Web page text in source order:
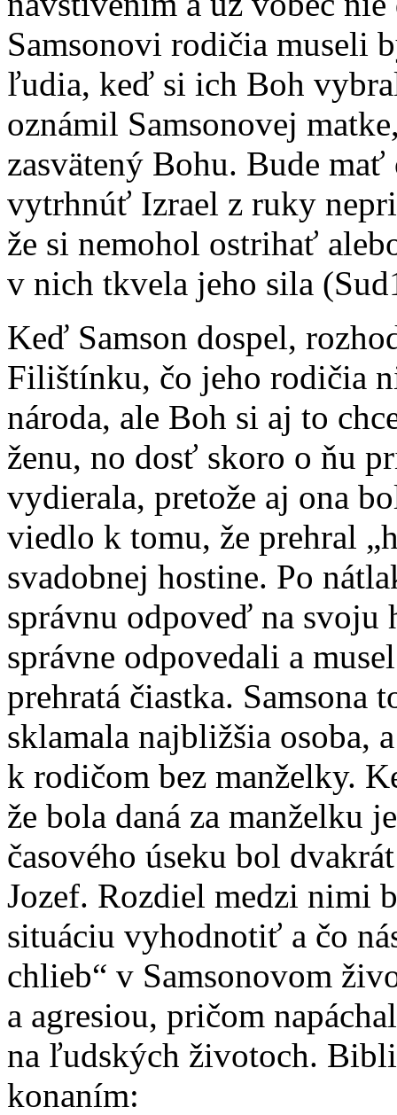
Samsonovi rodičia museli
ľudia, keď si ich Boh
oznámil Samsonovej
zasvätený Bohu. Bude
vytrhnúť Izrael z ruky
že si nemohol ostrihať
v nich tkvela jeho sila
Keď Samson dospel,
Filištínku, čo jeho rodičia
národa, ale Boh si aj to
ženu, no dosť skoro o ňu
vydierala, pretože aj ona
viedlo k tomu, že prehral
svadobnej hostine. Po
správnu odpoveď na svoju
správne odpovedali a
prehratá čiastka. Samsona
sklamala najbližšia osoba,
k rodičom bez manželky.
že bola daná za manželku
časového úseku bol
Jozef. Rozdiel medzi nimi
situáciu vyhodnotiť a čo
chlieb“ v Samsonovom
a agresiou, pričom
na ľudských životoch.
konaním: